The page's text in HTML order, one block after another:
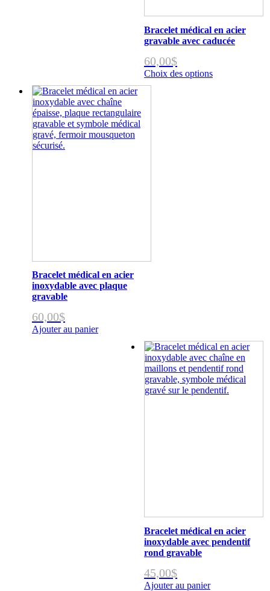
Bracelet médical en acier
gravable avec caducée
60,00$
Choix des options
Ce
Bracelet médical en acier
inoxydable avec plaque
gravable
60,00$
Ajouter au panier
Bracelet médical en acier
inoxydable avec pendentif
rond gravable
45,00$
Ajouter au panier